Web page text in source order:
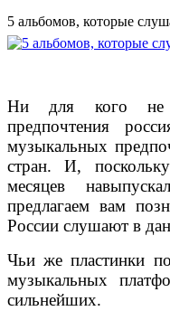
5 альбомов, которые
Ни для кого не
предпочтения
музыкальных
стран. И,
месяцев
предлагаем вам
России слушают в
Чьи же пластинки
музыкальных
сильнейших.